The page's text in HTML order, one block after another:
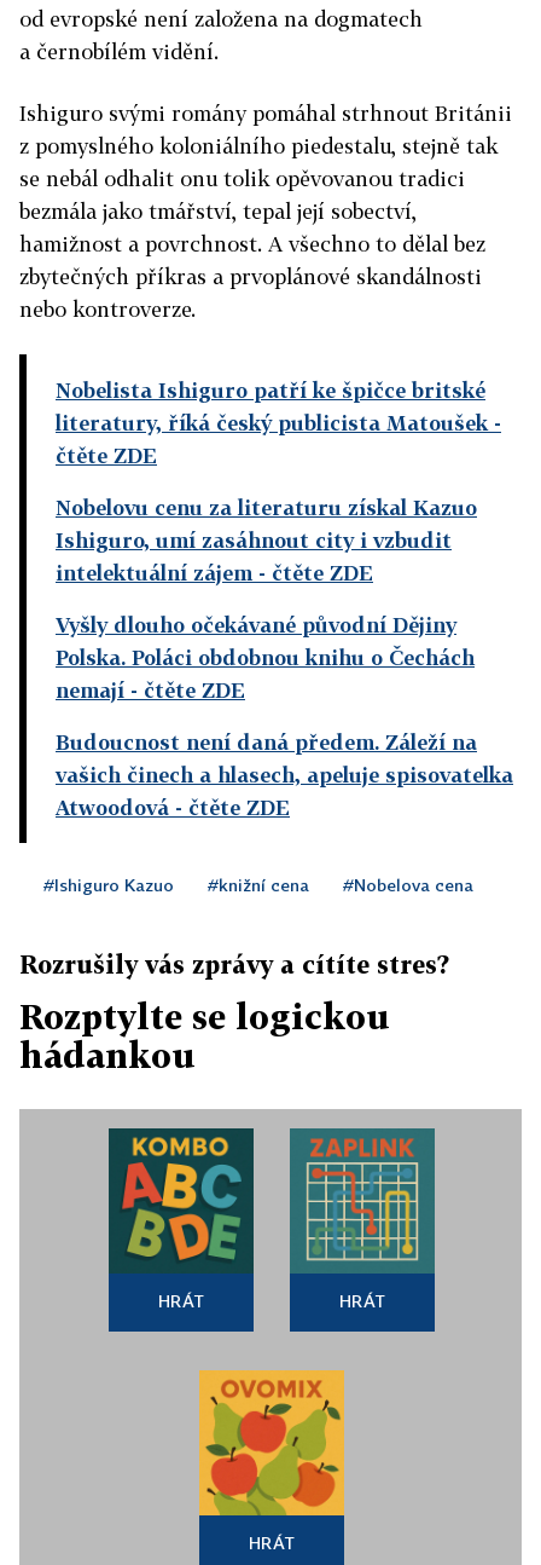
od evropské není založena na dogmatech
a černobílém vidění.
Ishiguro svými romány pomáhal strhnout Británii
z pomyslného koloniálního piedestalu, stejně tak
se nebál odhalit onu tolik opěvovanou tradici
bezmála jako tmářství, tepal její sobectví,
hamižnost a povrchnost. A všechno to dělal bez
zbytečných příkras a prvoplánové skandálnosti
nebo kontroverze.
Nobelista Ishiguro patří ke špičce britské
literatury, říká český publicista Matoušek -
čtěte ZDE
Nobelovu cenu za literaturu získal Kazuo
Ishiguro, umí zasáhnout city i vzbudit
intelektuální zájem - čtěte ZDE
Vyšly dlouho očekávané původní Dějiny
Polska. Poláci obdobnou knihu o Čechách
nemají - čtěte ZDE
Budoucnost není daná předem. Záleží na
vašich činech a hlasech, apeluje spisovatelka
Atwoodová - čtěte ZDE
#Ishiguro Kazuo #knižní cena #Nobelova cena
Rozrušily vás zprávy a cítíte stres?
Rozptylte se logickou
hádankou
HRÁT HRÁT
HRÁT